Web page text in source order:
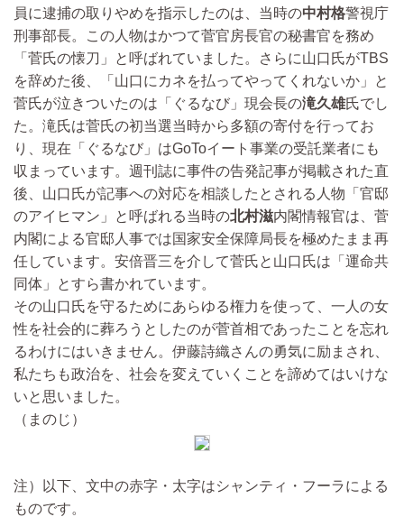
員に逮捕の取りやめを指示したのは、当時の中村格警視庁
刑事部長。この人物はかつて菅官房長官の秘書官を務め
「菅氏の懐刀」と呼ばれていました。さらに山口氏がTBS
を辞めた後、「山口にカネを払ってやってくれないか」と
菅氏が泣きついたのは「ぐるなび」現会長の滝久雄氏でし
た。滝氏は菅氏の初当選当時から多額の寄付を行ってお
り、現在「ぐるなび」はGoToイート事業の受託業者にも
収まっています。週刊誌に事件の告発記事が掲載された直
後、山口氏が記事への対応を相談したとされる人物「官邸
のアイヒマン」と呼ばれる当時の北村滋内閣情報官は、菅
内閣による官邸人事では国家安全保障局長を極めたまま再
任しています。安倍晋三を介して菅氏と山口氏は「運命共
同体」とすら書かれています。
その山口氏を守るためにあらゆる権力を使って、一人の女
性を社会的に葬ろうとしたのが菅首相であったことを忘れ
るわけにはいきません。伊藤詩織さんの勇気に励まされ、
私たちも政治を、社会を変えていくことを諦めてはいけな
いと思いました。
（まのじ）
注）以下、文中の赤字・太字はシャンティ・フーラによる
ものです。